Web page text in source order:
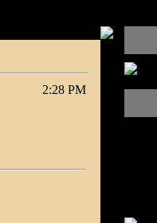
2:28 PM